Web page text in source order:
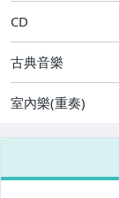
CD
古典音樂
室內樂(重奏)